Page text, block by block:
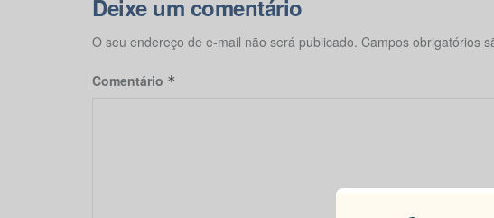
Deixe um comentário
O seu endereço de e-mail não será publicado. Campos obrigatórios
Comentário *